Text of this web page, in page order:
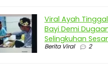
Viral Ayah
Bayi Demi
Selingkuhan
Berita Viral 2